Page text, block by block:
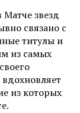
Матче звезд
связано с
титулы и
из самых
из которых